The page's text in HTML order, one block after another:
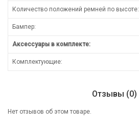
Количество положений ремней по высоте:
Бампер:
Аксессуары в комплекте:
Комплектующие:
Отзывы (0)
Нет отзывов об этом товаре.